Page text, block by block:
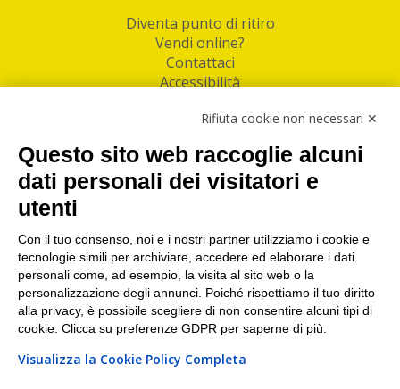
Diventa punto di ritiro
Vendi online?
Contattaci
Accessibilità
Facebook
Linkedin
I nostri punti di ritiro e spedizione pacchi nelle
maggiori città italiane
Torino|Milano|Roma|Bologna|Firenze| Genova
Napoli|Varese
Rifiuta cookie non necessari ✕
Questo sito web raccoglie alcuni
dati personali dei visitatori e
utenti
Con il tuo consenso, noi e i nostri partner utilizziamo i cookie e
tecnologie simili per archiviare, accedere ed elaborare i dati
personali come, ad esempio, la visita al sito web o la
personalizzazione degli annunci. Poiché rispettiamo il tuo diritto
alla privacy, è possibile scegliere di non consentire alcuni tipi di
cookie. Clicca su preferenze GDPR per saperne di più.
Visualizza la Cookie Policy Completa